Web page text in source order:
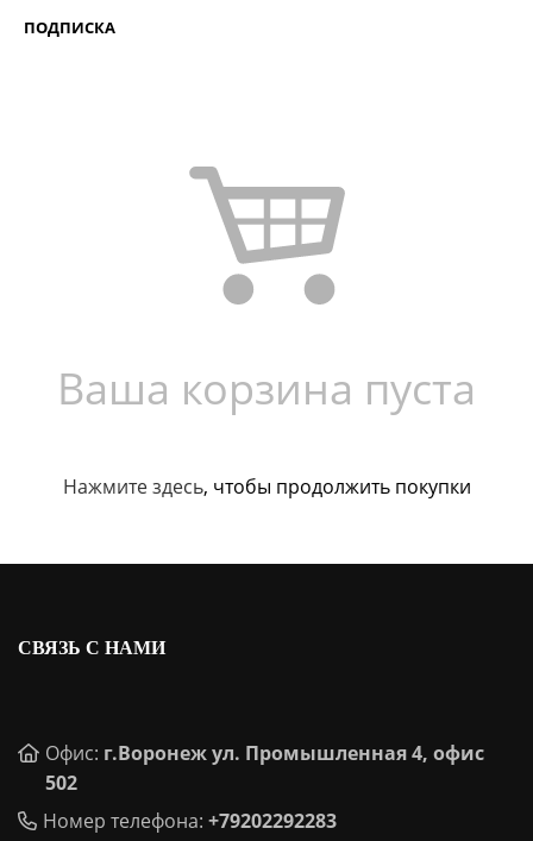
ПОДПИСКА
Ваша корзина пуста
Нажмите здесь, чтобы продолжить покупки
СВЯЗЬ С НАМИ
Офис: г.Воронеж ул. Промышленная 4, офис
502
Номер телефона: +79202292283